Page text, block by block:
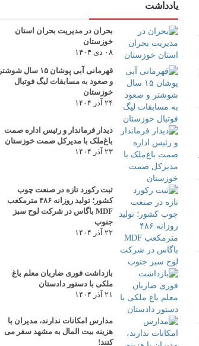
یادداشت
بحران در مدیریت بحران استان
خوزستان
۰۸ دی ۱۴۰۴
قهرمانی آبی پوشان ۱۵ سال شوشتر
و صعود به مسابقات لیگ فوتبال
خوزستان
۲۴ آذر ۱۴۰۴
دیدار فرماندار و رئیس اداره صمت
باغ‌ملک با مدیرکل صمت خوزستان
۲۳ آذر ۱۴۰۴
ثبت رکورد تازه در صنعت چوب
کشور؛ تولید روزانه ۴۸۶ مترمکعب
MDF باگاس در شرکت لوح سبز
جنوب
۲۲ آذر ۱۴۰۴
بازداشت فوری ضاربان معلم باغ
ملکی با دستور دادستان
۲۱ آذر ۱۴۰۴
مدارس امکانات ندارند، مدیران با
هزینه بیت المال به مشهد سفر می
کنند!